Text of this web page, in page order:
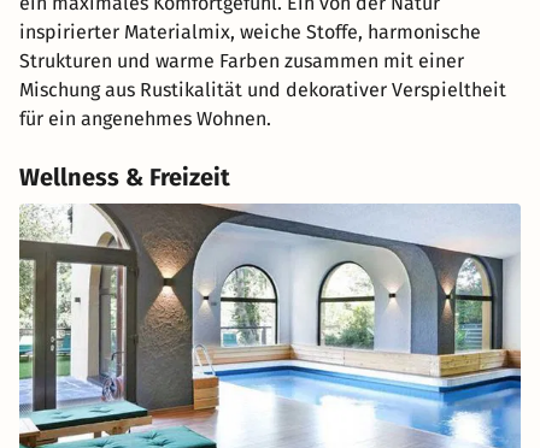
inspirierter Materialmix, weiche Stoffe, harmonische
Strukturen und warme Farben zusammen mit einer
Mischung aus Rustikalität und dekorativer Verspieltheit
für ein angenehmes Wohnen.
Wellness & Freizeit